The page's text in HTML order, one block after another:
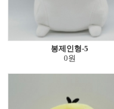
봉제인형-5
0원